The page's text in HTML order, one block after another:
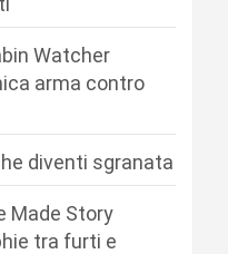
Watcher
arma contro
diventi sgranata
Made Story
tra furti e